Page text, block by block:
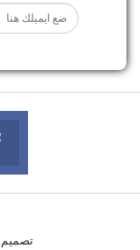
تصميم